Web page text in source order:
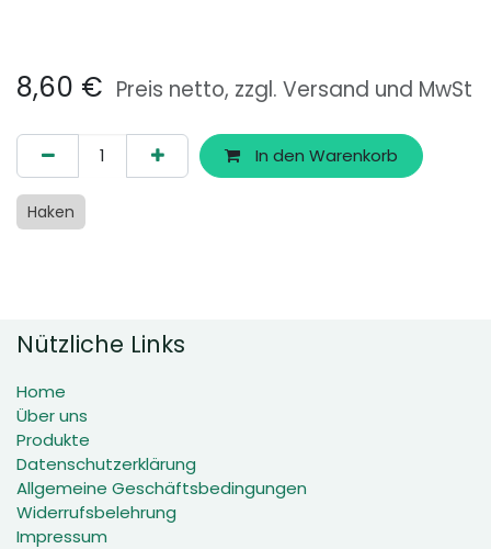
8,60 € Preis netto, zzgl. Versand und MwSt
In den Warenkorb
Haken
Nützliche Links
Home
Über uns
Produkte
Datenschutzerklärung
Allgemeine Geschäftsbedingungen
Widerrufsbelehrung
Impressum